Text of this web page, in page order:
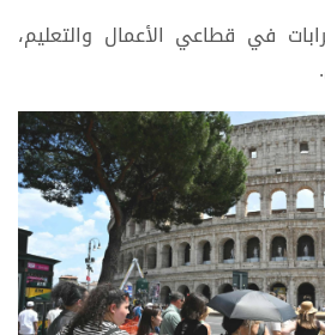
في قطاعي الأعمال والتعليم،